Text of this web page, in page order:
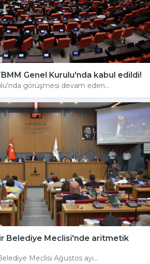
Genel Kurulu'nda kabul edildi!
görüşmesi devam eden...
Belediye Meclisi'nde aritmetik
Meclisi Ağustos ayı...